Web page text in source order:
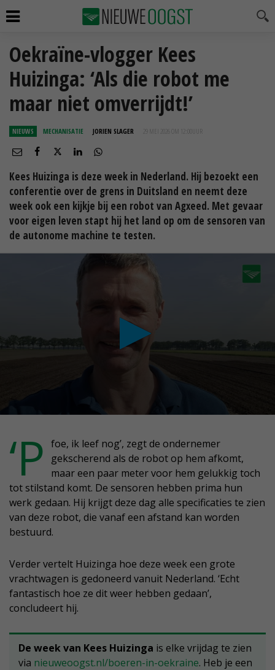
Oekraïne-vlogger Kees
Huizinga: ‘Als die robot me
maar niet omverrijdt!’
NIEUWS MECHANISATIE JORIEN SLAGER 29 MEI 2026 OM 12:00
Kees Huizinga is deze week in Nederland. Hij bezoekt een
conferentie over de grens in Duitsland en neemt deze
week ook een kijkje bij een robot van Agxeed. Met gevaar
voor eigen leven stapt hij het land op om de sensoren van
de autonome machine te testen.
‘P foe, ik leef nog’, zegt de ondernemer
gekscherend als de robot op hem afkomt,
maar een paar meter voor hem gelukkig toch
tot stilstand komt. De sensoren hebben prima hun
werk gedaan. Hij krijgt deze dag alle specificaties te zien
van deze robot, die vanaf een afstand kan worden
bestuurd.
Verder vertelt Huizinga hoe deze week een grote
vrachtwagen is gedoneerd vanuit Nederland. ‘Echt
fantastisch hoe ze dit weer hebben gedaan’,
concludeert hij.
De week van Kees Huizinga is elke vrijdag te zien
via nieuweoogst.nl/boeren-in-oekraine. Heb je een